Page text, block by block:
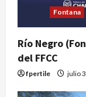
Fontana
Río Negro
del FFCC
fpertile julio